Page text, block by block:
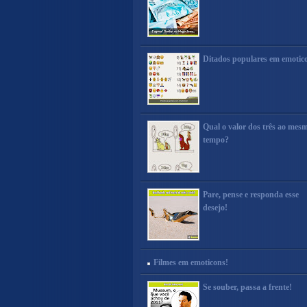
Ditados populares em
Qual o valor dos três ao
tempo?
Pare, pense e responda esse
desejo!
Filmes em emoticons!
Se souber, passa a frente!